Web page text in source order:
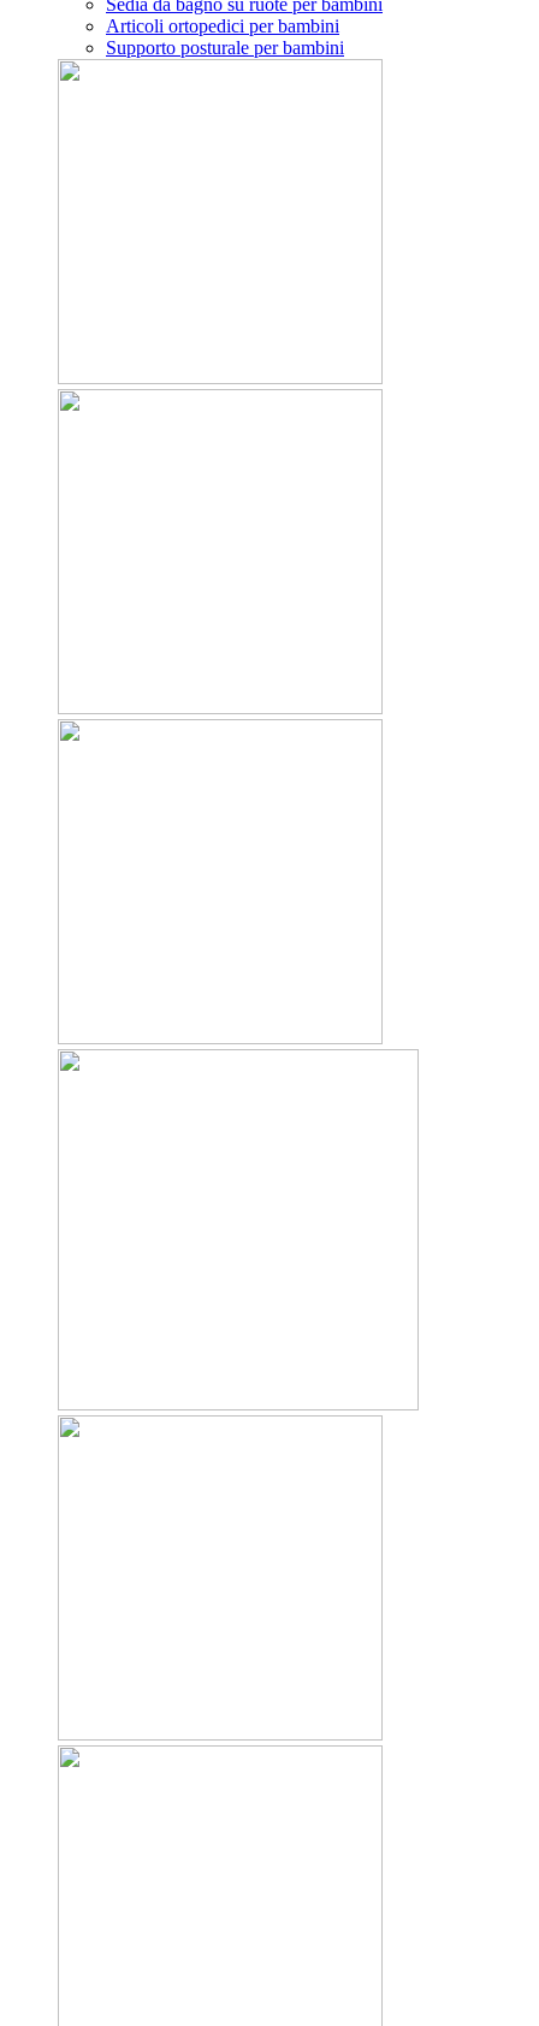
Articoli ortopedici per bambini
Supporto posturale per bambini